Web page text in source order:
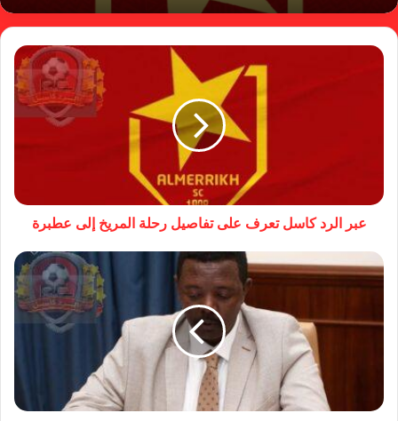
عبر الرد كاسل تعرف على تفاصيل رحلة المريخ إلى عطبرة